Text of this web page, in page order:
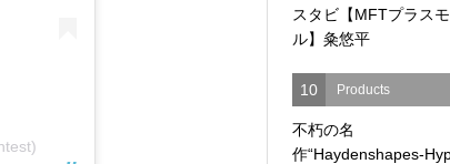
スタビ【MFTプラス
ル】粂悠平
10 Products
不朽の名
作“Haydenshapes-